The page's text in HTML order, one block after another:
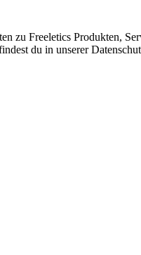
zu Freeletics Produkten,
du in unserer